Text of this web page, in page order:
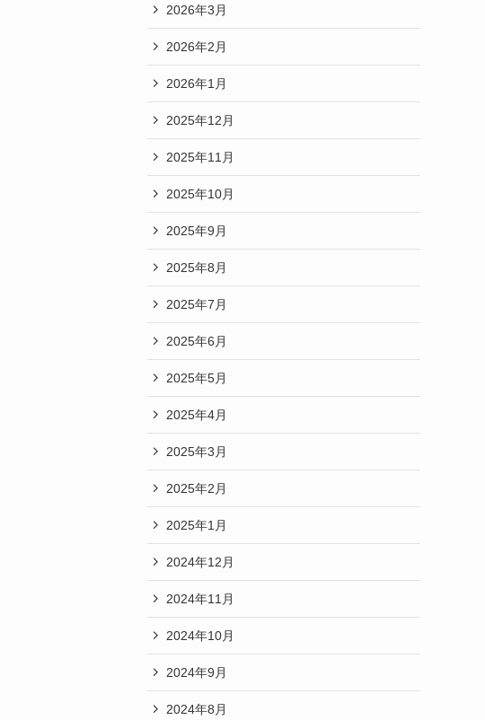
2026年3月
2026年2月
2026年1月
2025年12月
2025年11月
2025年10月
2025年9月
2025年8月
2025年7月
2025年6月
2025年5月
2025年4月
2025年3月
2025年2月
2025年1月
2024年12月
2024年11月
2024年10月
2024年9月
2024年8月